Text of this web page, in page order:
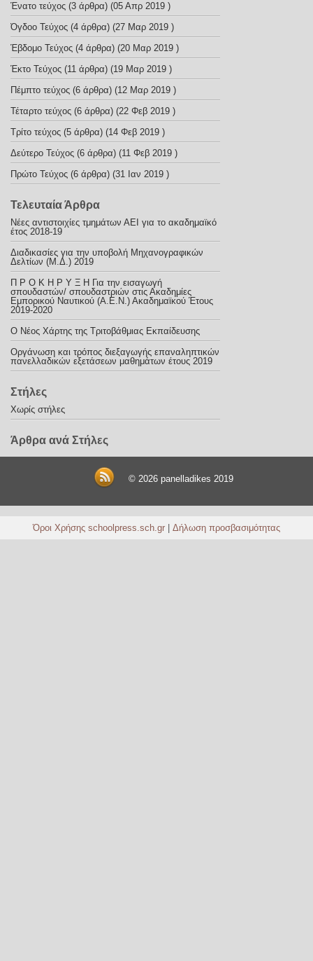
Ένατο τεύχος (3 άρθρα) (05 Απρ 2019 )
Όγδοο Τεύχος (4 άρθρα) (27 Μαρ 2019 )
Έβδομο Τεύχος (4 άρθρα) (20 Μαρ 2019 )
Έκτο Τεύχος (11 άρθρα) (19 Μαρ 2019 )
Πέμπτο τεύχος (6 άρθρα) (12 Μαρ 2019 )
Τέταρτο τεύχος (6 άρθρα) (22 Φεβ 2019 )
Τρίτο τεύχος (5 άρθρα) (14 Φεβ 2019 )
Δεύτερο Τεύχος (6 άρθρα) (11 Φεβ 2019 )
Πρώτο Τεύχος (6 άρθρα) (31 Ιαν 2019 )
Τελευταία Άρθρα
Nέες αντιστοιχίες τμημάτων ΑΕΙ για το ακαδημαϊκό
έτος 2018-19
Διαδικασίες για την υποβολή Μηχανογραφικών
Δελτίων (Μ.Δ.) 2019
Π Ρ Ο Κ Η Ρ Υ Ξ Η Για την εισαγωγή
σπουδαστών/ σπουδαστριών στις Ακαδημίες
Εμπορικού Ναυτικού (Α.Ε.Ν.) Ακαδημαϊκού Έτους
2019-2020
Ο Νέος Χάρτης της Τριτοβάθμιας Εκπαίδευσης
Οργάνωση και τρόπος διεξαγωγής επαναληπτικών
πανελλαδικών εξετάσεων μαθημάτων έτους 2019
Στήλες
Χωρίς στήλες
Άρθρα ανά Στήλες
© 2026panelladikes 2019
Όροι Χρήσης schoolpress.sch.gr Δήλωση προσβασιμότητας